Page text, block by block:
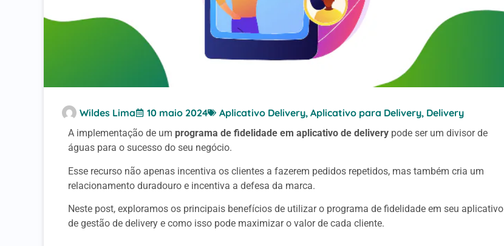
Wildes Lima 10 maio 2024 Aplicativo Delivery, Aplicativo para Delivery, Delivery
A implementação de um programa de fidelidade em aplicativo de delivery pode ser um divisor de
águas para o sucesso do seu negócio.
Esse recurso não apenas incentiva os clientes a fazerem pedidos repetidos, mas também cria um
relacionamento duradouro e incentiva a defesa da marca.
Neste post, exploramos os principais benefícios de utilizar o programa de fidelidade em seu aplicativo
de gestão de delivery e como isso pode maximizar o valor de cada cliente.